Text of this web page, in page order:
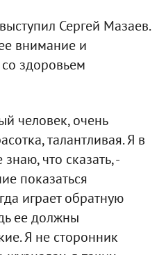
Сергей Мазаев.
внимание и
здоровьем
человек, очень
талантливая. Я в
что сказать, -
показаться
играет обратную
ее должны
Я не сторонник